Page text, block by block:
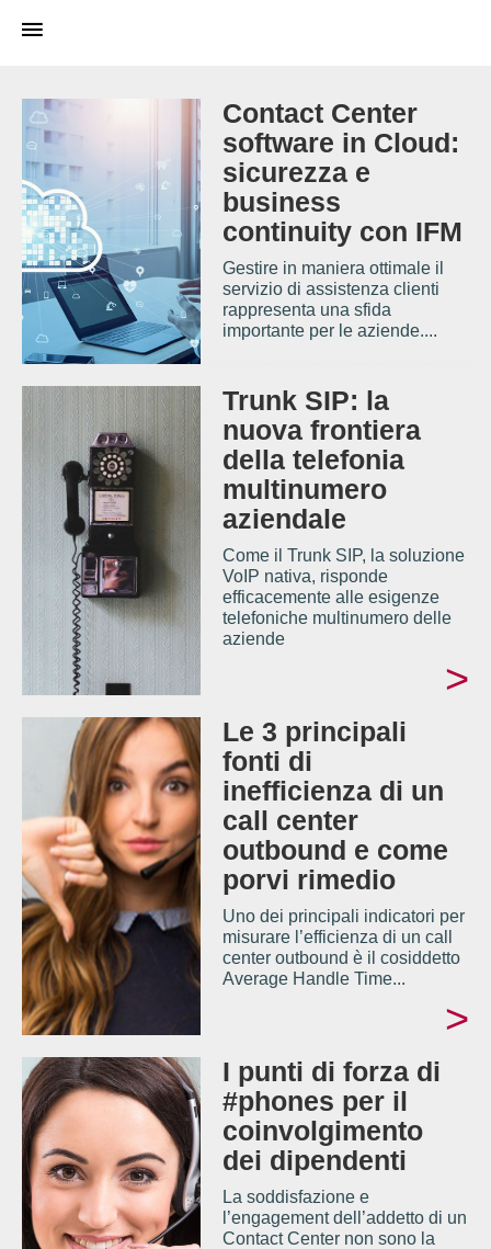
Contact Center
software in Cloud:
sicurezza e
business
continuity con IFM
Gestire in maniera ottimale il
servizio di assistenza clienti
rappresenta una sfida
importante per le aziende....
Trunk SIP: la
nuova frontiera
della telefonia
multinumero
aziendale
Come il Trunk SIP, la soluzione
VoIP nativa, risponde
efficacemente alle esigenze
telefoniche multinumero delle
aziende
>
Le 3 principali
fonti di
inefficienza di un
call center
outbound e come
porvi rimedio
Uno dei principali indicatori per
misurare l’efficienza di un call
center outbound è il cosiddetto
Average Handle Time...
>
I punti di forza di
#phones per il
coinvolgimento
dei dipendenti
La soddisfazione e
l’engagement dell’addetto di un
Contact Center non sono la